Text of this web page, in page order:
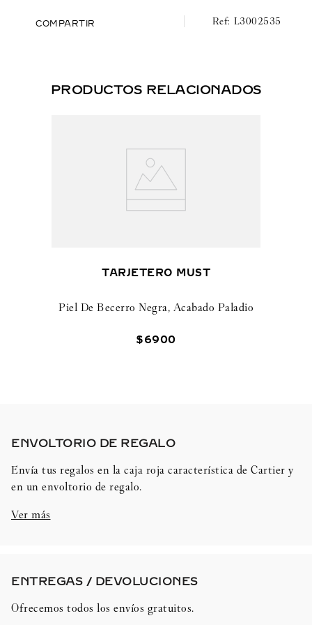
COMPARTIR L3002535
PRODUCTOS RELACIONADOS
TARJETERO MUST
Piel De Becerro Negra, Acabado Paladio
$6900
ENVOLTORIO DE REGALO​
Envía tus regalos en la caja roja característica de Cartier y
en un envoltorio de regalo.
Ver más
ENTREGAS / DEVOLUCIONES​
Ofrecemos todos los envíos gratuitos.